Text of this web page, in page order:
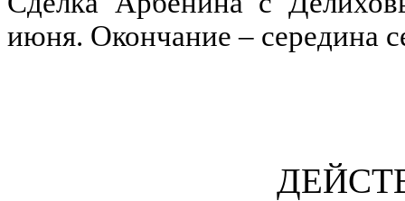
июня. Окончание – середина